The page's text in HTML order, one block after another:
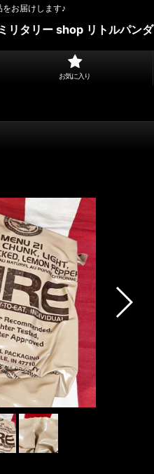
お届けします♪
リタリー shop リトルパンダ
お気に入り